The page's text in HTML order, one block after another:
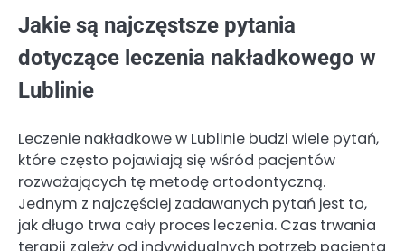
Jakie są najczęstsze pytania
dotyczące leczenia nakładkowego w
Lublinie
Leczenie nakładkowe w Lublinie budzi wiele pytań,
które często pojawiają się wśród pacjentów
rozważających tę metodę ortodontyczną.
Jednym z najczęściej zadawanych pytań jest to,
jak długo trwa cały proces leczenia. Czas trwania